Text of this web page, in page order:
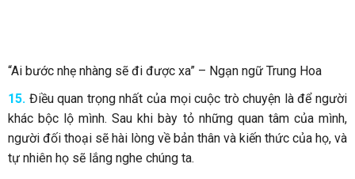
“Ai bước nhẹ nhàng sẽ đi được xa” – Ngạn ngữ Trung Hoa
15. Điều quan trọng nhất của mọi cuộc trò chuyện là để người
khác bộc lộ mình. Sau khi bày tỏ những quan tâm của mình,
người đối thoại sẽ hài lòng về bản thân và kiến thức của họ, và
tự nhiên họ sẽ lắng nghe chúng ta.